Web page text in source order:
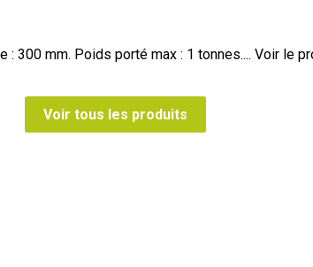
: 300 mm. Poids porté max : 1 tonnes.... Voir le
Voir tous les produits